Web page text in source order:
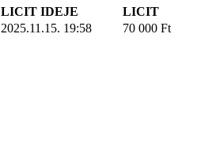
LICIT IDEJE
LICIT
2025.11.15. 19:58 70 000 Ft